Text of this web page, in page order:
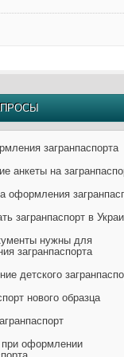
загранпаспорта
анкеты на
оформления
загранпаспорт в
нужны для
загранпаспорта
детского
нового образца
оформлении